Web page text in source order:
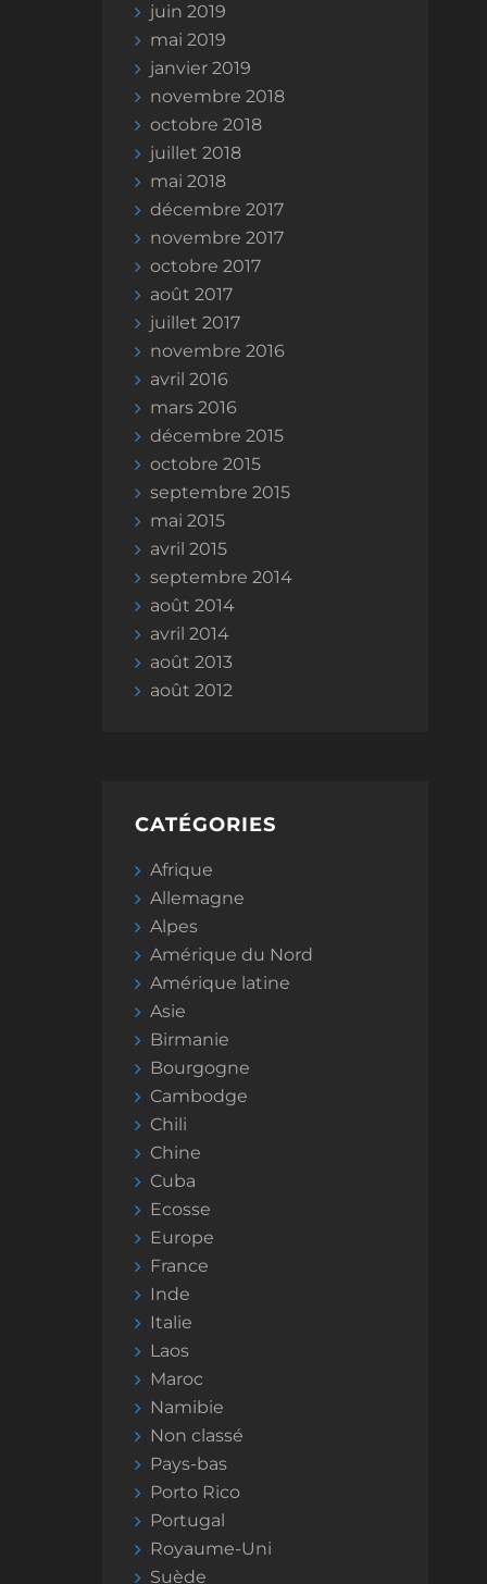
juin 2019
mai 2019
janvier 2019
novembre 2018
octobre 2018
juillet 2018
mai 2018
décembre 2017
novembre 2017
octobre 2017
août 2017
juillet 2017
novembre 2016
avril 2016
mars 2016
décembre 2015
octobre 2015
septembre 2015
mai 2015
avril 2015
septembre 2014
août 2014
avril 2014
août 2013
août 2012
CATÉGORIES
Afrique
Allemagne
Alpes
Amérique du Nord
Amérique latine
Asie
Birmanie
Bourgogne
Cambodge
Chili
Chine
Cuba
Ecosse
Europe
France
Inde
Italie
Laos
Maroc
Namibie
Non classé
Pays-bas
Porto Rico
Portugal
Royaume-Uni
Suède